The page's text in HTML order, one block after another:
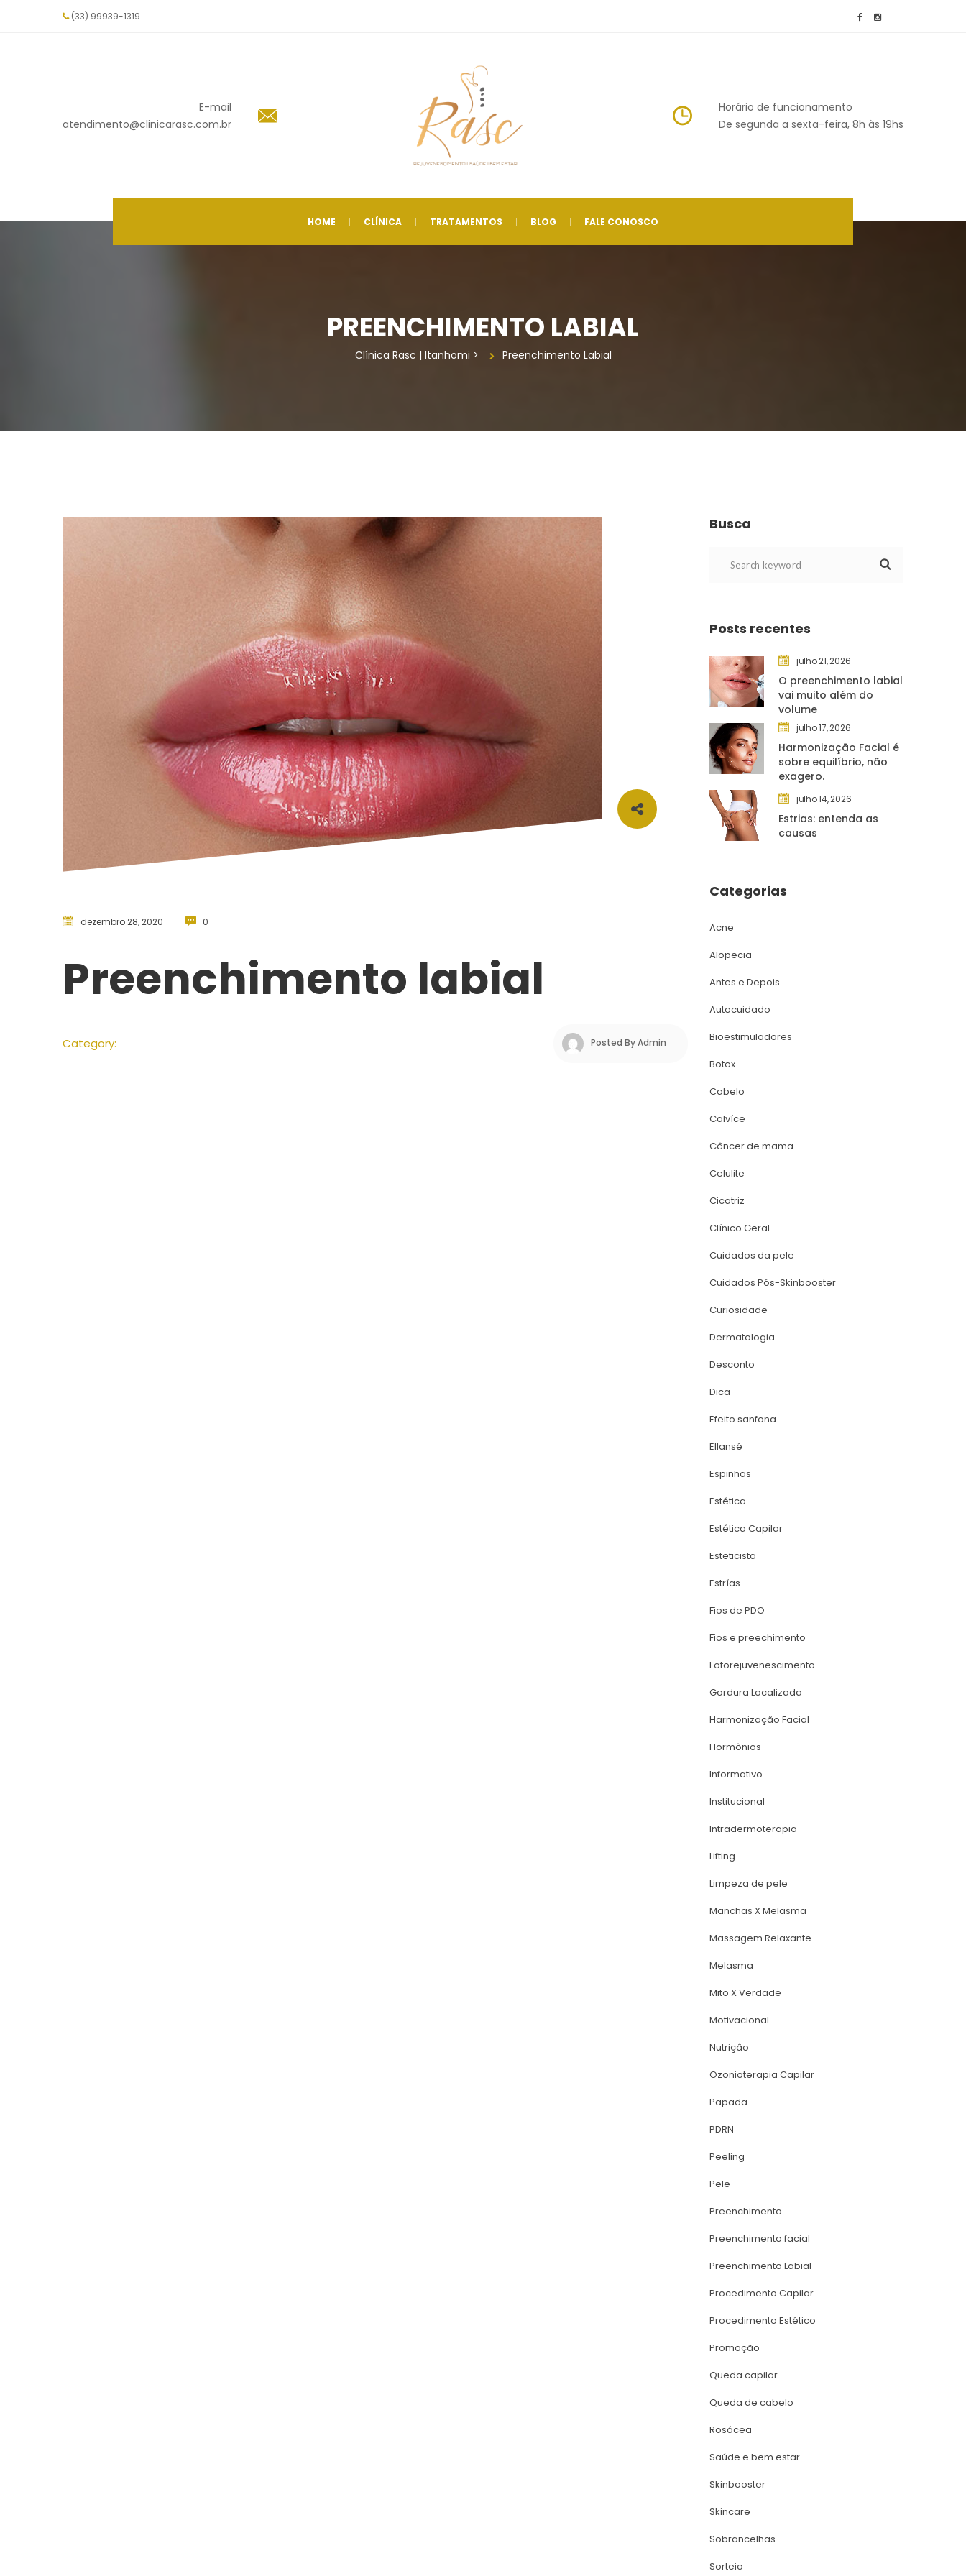
(33) 99939-1319
E-mail
atendimento@clinicarasc.com.br
Horário de funcionamento
De segunda a sexta-feira, 8h às 19h
HOME CLÍNICA TRATAMENTOS BLOG FALE CONOSCO
PREENCHIMENTO LABIAL
Clínica Rasc | Itanhomi > Preenchimento Labial
dezembro 28, 2020 0
Preenchimento labial
Category: Posted By Admin
Busca
Posts recente
julho 21, 2026
O preenchimento labial
vai muito além do
volume
julho 17, 2026
Harmonização Facial é
obre equilíbrio, não
exagero.
julho 14, 2026
Estrias: entenda as
causa
Categoria
Acne
Alopecia
Antes e Depoi
Autocuidado
Bioestimuladore
Botox
Cabelo
Calvíce
Câncer de mama
Celulite
Cicatriz
Clínico Geral
Cuidados da pele
Cuidados Pós-Skinbooster
Curiosidade
Dermatologia
Desconto
Dica
Efeito sanfona
Ellansé
Espinha
Estética
Estética Capilar
Esteticista
Estría
Fios de PDO
Fios e preechimento
Fotorejuvenescimento
Gordura Localizada
Harmonização Facial
Hormônio
Informativo
Institucional
Intradermoterapia
Lifting
Limpeza de pele
Manchas X Melasma
Massagem Relaxante
Melasma
Mito X Verdade
Motivacional
Nutriçâo
Ozonioterapia Capilar
Papada
PDRN
Peeling
Pele
Preenchimento
Preenchimento facial
Preenchimento Labial
Procedimento Capilar
Procedimento Estético
Promoção
Queda capilar
Queda de cabelo
Rosácea
Saúde e bem estar
Skinbooster
Skincare
Sobrancelha
Sorteio